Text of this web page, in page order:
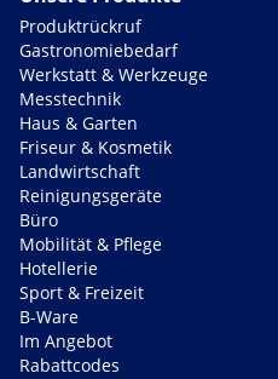
Produktrückruf
Gastronomiebedarf
Werkstatt & Werkzeuge
Messtechnik
Haus & Garten
Friseur & Kosmetik
Landwirtschaft
Reinigungsgeräte
Büro
Mobilität & Pflege
Hotellerie
Sport & Freizeit
B-Ware
Im Angebot
Rabattcodes